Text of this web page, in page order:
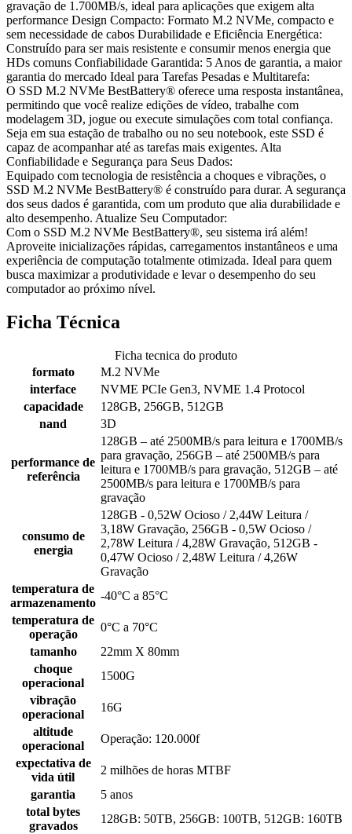
gravação de 1.700MB/s, ideal para aplicações que exigem alta
performance Design Compacto: Formato M.2 NVMe, compacto e
sem necessidade de cabos Durabilidade e Eficiência Energética:
Construído para ser mais resistente e consumir menos energia que
HDs comuns Confiabilidade Garantida: 5 Anos de garantia, a maior
garantia do mercado Ideal para Tarefas Pesadas e Multitarefa:
O SSD M.2 NVMe BestBattery® oferece uma resposta instantânea,
permitindo que você realize edições de vídeo, trabalhe com
modelagem 3D, jogue ou execute simulações com total confiança.
Seja em sua estação de trabalho ou no seu notebook, este SSD é
capaz de acompanhar até as tarefas mais exigentes. Alta
Confiabilidade e Segurança para Seus Dados:
Equipado com tecnologia de resistência a choques e vibrações, o
SSD M.2 NVMe BestBattery® é construído para durar. A segurança
dos seus dados é garantida, com um produto que alia durabilidade e
alto desempenho. Atualize Seu Computador:
Com o SSD M.2 NVMe BestBattery®, seu sistema irá além!
Aproveite inicializações rápidas, carregamentos instantâneos e uma
experiência de computação totalmente otimizada. Ideal para quem
busca maximizar a produtividade e levar o desempenho do seu
computador ao próximo nível.
Ficha Técnica
Ficha tecnica do produto
formato
M.2 NVMe
interface
NVME PCIe Gen3, NVME 1.4 Protocol
capacidade
128GB, 256GB, 512GB
nand
3D
performance de
referência
128GB – até 2500MB/s para leitura e 1700MB/s
para gravação, 256GB – até 2500MB/s para
leitura e 1700MB/s para gravação, 512GB – até
2500MB/s para leitura e 1700MB/s para
gravação
consumo de
energia
128GB - 0,52W Ocioso / 2,44W Leitura /
3,18W Gravação, 256GB - 0,5W Ocioso /
2,78W Leitura / 4,28W Gravação, 512GB -
0,47W Ocioso / 2,48W Leitura / 4,26W
Gravação
temperatura de
armazenamento
-40°C a 85°C
temperatura de
operação
0°C a 70°C
tamanho
22mm X 80mm
choque
operacional
1500G
vibração
operacional
16G
altitude
operacional
Operação: 120.000f
expectativa de
vida útil
2 milhões de horas MTBF
garantia
5 anos
total bytes
gravados
128GB: 50TB, 256GB: 100TB, 512GB: 160TB